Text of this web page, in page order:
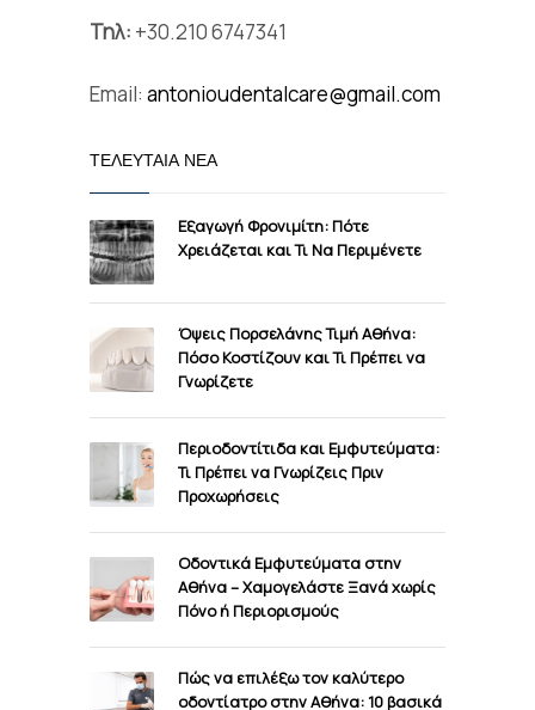
Τηλ: +30.210 6747341
Email: antonioudentalcare@gmail.com
ΤΕΛΕΥΤΑΊΑ ΝΈΑ
Εξαγωγή Φρονιμίτη: Πότε
Χρειάζεται και Τι Να Περιμένετε
Όψεις Πορσελάνης Τιμή Αθήνα:
Πόσο Κοστίζουν και Τι Πρέπει να
Γνωρίζετε
Περιοδοντίτιδα και Εμφυτεύματα:
Τι Πρέπει να Γνωρίζεις Πριν
Προχωρήσεις
Οδοντικά Εμφυτεύματα στην
Αθήνα – Χαμογελάστε Ξανά χωρίς
Πόνο ή Περιορισμούς
Πώς να επιλέξω τον καλύτερο
οδοντίατρο στην Αθήνα: 10 βασικά